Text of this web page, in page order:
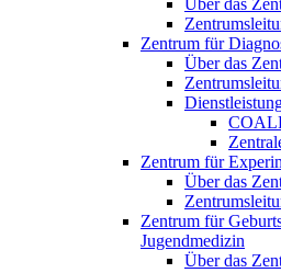
Über das
Zentrum für
Über das
Zentrum für
Über das
Zentrum für
Jugendmedizin
Über das